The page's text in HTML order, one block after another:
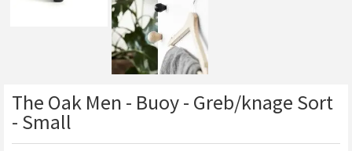
The Oak Men - Buoy - Greb/knage Sort
- Small